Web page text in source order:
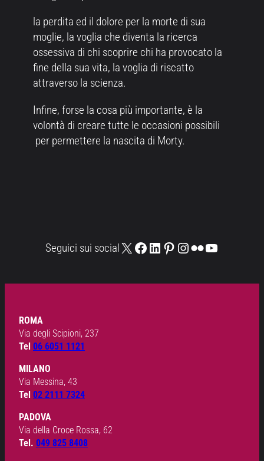
la perdita ed il dolore per la morte di sua
moglie, la voglia che diventa la ricerca
ossessiva di chi scoprire chi ha provocato la
fine della sua vita, la voglia di riscatto
attraverso la scienza.
Infine, forse la cosa più importante, è la
volontà di creare tutte le occasioni possibili
per permettere la nascita di Morty.
Seguici sui socialX Facebook
LinkedIn
Pinterest
Instagram
FlickrYouTube
ROMA
Via degli Scipioni, 237
Tel 06 6051 1121
MILANO
Via Messina, 43
Tel 02 2111 7324
PADOVA
Via della Croce Rossa, 62
Tel. 049 825 8408